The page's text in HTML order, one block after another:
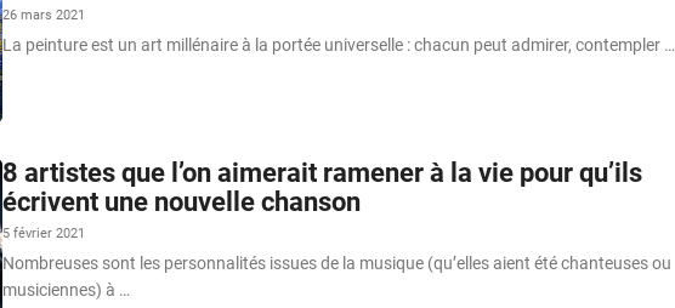
26 mars 2021
La peinture est un art millénaire à la portée universelle : chacun peut admirer, contempler …
8 artistes que l’on aimerait ramener à la vie pour qu’ils
écrivent une nouvelle chanson
5 février 2021
Nombreuses sont les personnalités issues de la musique (qu’elles aient été chanteuses ou
musiciennes) à …